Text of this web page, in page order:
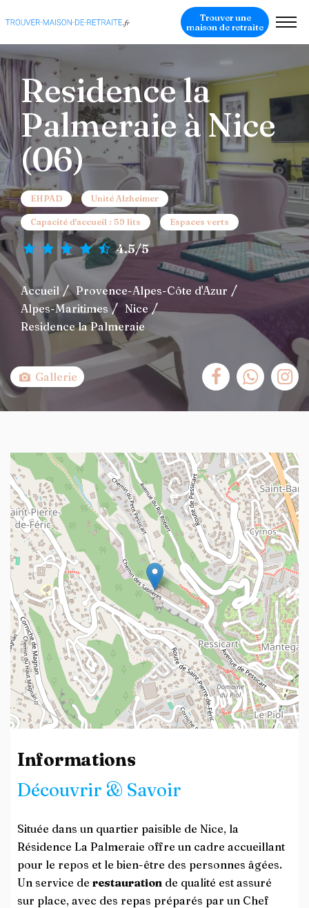
Trouver une
maison de retraite
Residence la
Palmeraie à Nice
(06)
EHPAD Unité Alzheimer
Capacité d'accueil : 59 lits Espaces verts
4.5/5
Accueil
Provence-Alpes-Côte d'Azur
Alpes-Maritimes
Nice
Residence la Palmeraie
Gallerie
+
−
Leaflet| ©OpenStreetMapcontributors
Informations
Découvrir & Savoir
Située dans un quartier paisible de Nice, la
Résidence La Palmeraie offre un cadre accueillant
pour le repos et le bien-être des personnes âgées.
Un service de restauration de qualité est assuré
sur place, avec des repas préparés par un Chef